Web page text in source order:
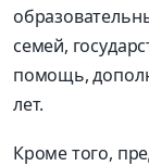
семей,
помощь,
лет.
Кроме того,